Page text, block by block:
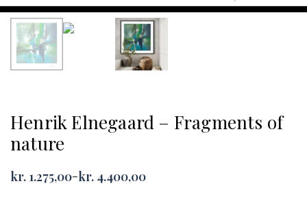
Henrik Elnegaard – Fragments of
nature
kr. 1.275,00–kr. 4.400,00
Price